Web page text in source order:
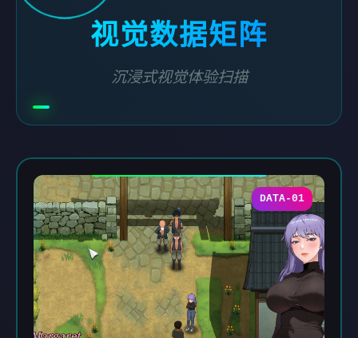
视觉数据矩阵
沉浸式视觉体验扫描
DATA-01